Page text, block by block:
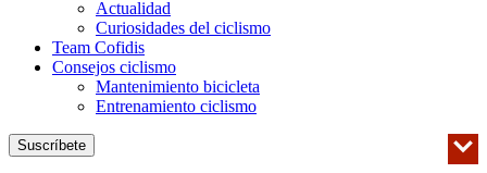
Actualidad
Curiosidades del ciclismo
Team Cofidis
Consejos ciclismo
Mantenimiento bicicleta
Entrenamiento ciclismo
Suscríbete